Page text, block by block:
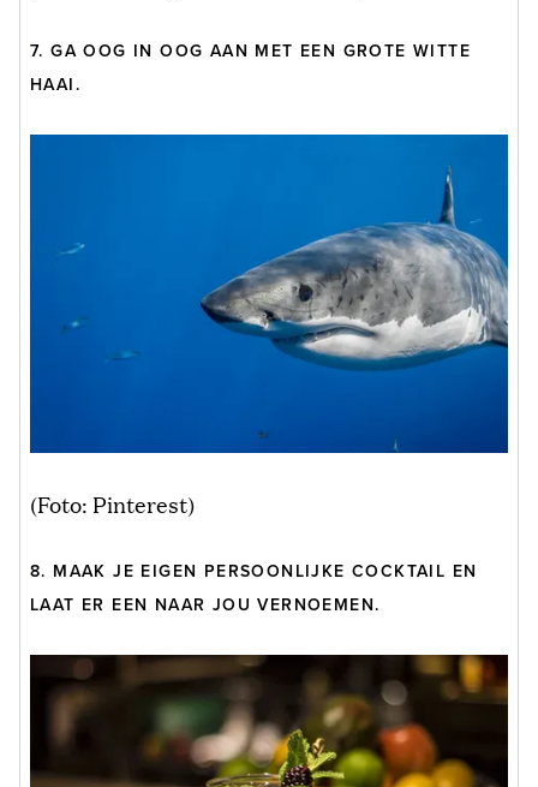
7. GA OOG IN OOG AAN MET EEN GROTE WITTE
HAAI.
(Foto: Pinterest)
8. MAAK JE EIGEN PERSOONLIJKE COCKTAIL EN
LAAT ER EEN NAAR JOU VERNOEMEN.